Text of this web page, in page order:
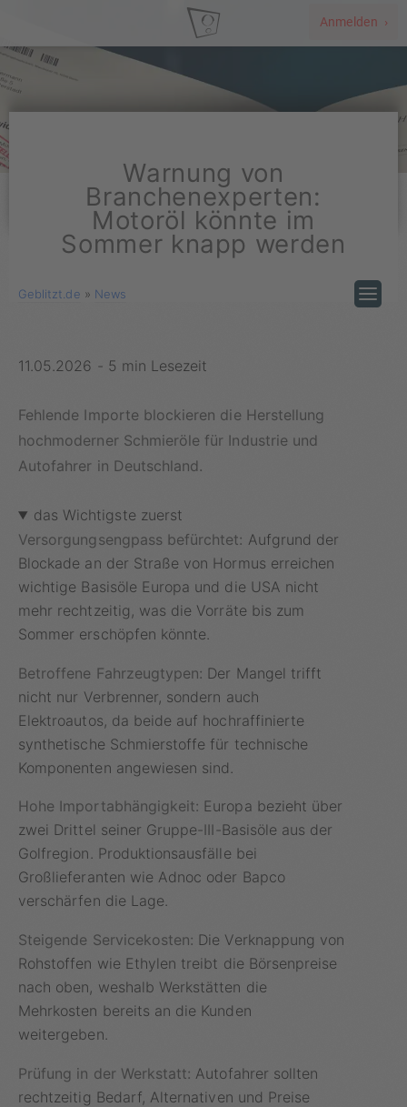
Anmelden ›
Warnung von
Branchenexperten:
Motoröl könnte im
Sommer knapp werden
Geblitzt.de » News
11.05.2026 - 5 min Lesezeit
Fehlende Importe blockieren die Herstellung
hochmoderner Schmieröle für Industrie und
Autofahrer in Deutschland.
das Wichtigste zuerst
Versorgungsengpass befürchtet: Aufgrund der
Blockade an der Straße von Hormus erreichen
wichtige Basisöle Europa und die USA nicht
mehr rechtzeitig, was die Vorräte bis zum
Sommer erschöpfen könnte.
Betroffene Fahrzeugtypen: Der Mangel trifft
nicht nur Verbrenner, sondern auch
Elektroautos, da beide auf hochraffinierte
synthetische Schmierstoffe für technische
Komponenten angewiesen sind.
Hohe Importabhängigkeit: Europa bezieht über
zwei Drittel seiner Gruppe-III-Basisöle aus der
Golfregion. Produktionsausfälle bei
Großlieferanten wie Adnoc oder Bapco
verschärfen die Lage.
Steigende Servicekosten: Die Verknappung von
Rohstoffen wie Ethylen treibt die Börsenpreise
nach oben, weshalb Werkstätten die
Mehrkosten bereits an die Kunden
weitergeben.
Prüfung in der Werkstatt: Autofahrer sollten
rechtzeitig Bedarf, Alternativen und Preise